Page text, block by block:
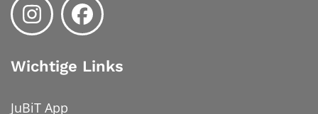
Wichtige Links
JuBiT App